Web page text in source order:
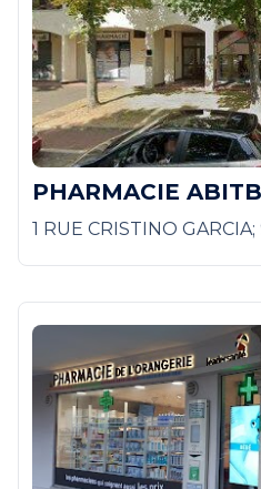
PHARMACIE
1 RUE CRISTINO